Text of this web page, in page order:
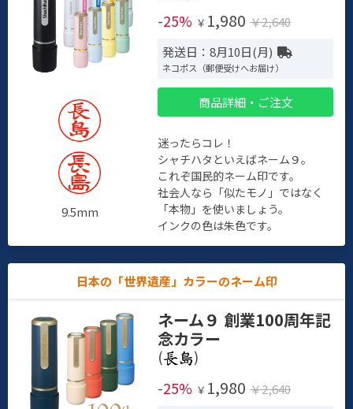
9.5mm
-25% ￥ 1,980 ￥2,640
発送日：8月10日(月)
ネコポス（郵便受けへお届け）
商品詳細・ご注文
迷ったらコレ！
シャチハタといえばネーム９。
これぞ国民的ネーム印です。
社会人なら「似たモノ」ではなく
「本物」を使いましょう。
インクの色は朱色です。
日本の「世界遺産」カラーのネーム印
ネーム９ 創業100周年記
念カラー
(
)
-25% ￥ 1,980 ￥2,640